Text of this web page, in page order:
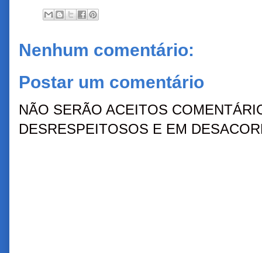
Nenhum comentário:
Postar um comentário
NÃO SERÃO ACEITOS
DESRESPEITOSOS E EM